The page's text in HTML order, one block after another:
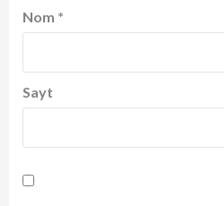
Nom *
Sayt